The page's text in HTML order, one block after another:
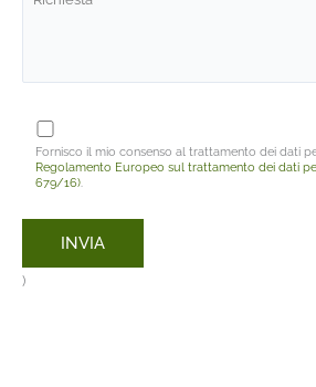
Fornisco il mio consenso al trattamento dei dati
Regolamento Europeo sul trattamento dei dati
679/16).
)